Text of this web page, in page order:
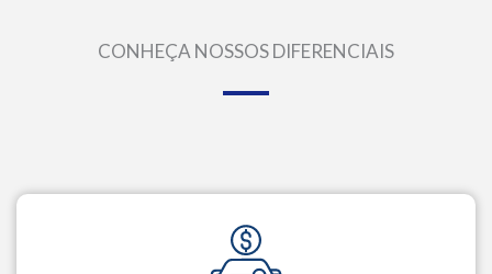
CONHEÇA NOSSOS DIFERENCIAIS